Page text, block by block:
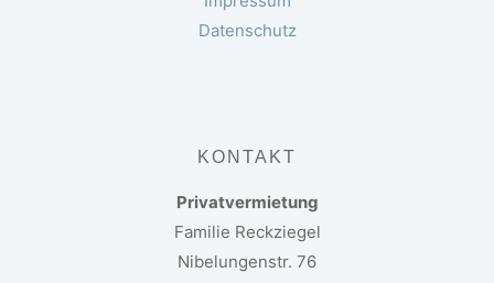
Datenschutz
KONTAKT
Privatvermietung
Familie Reckziegel
Nibelungenstr. 76